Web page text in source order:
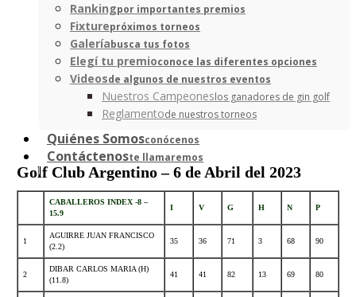
Rankingpor importantes premios
Fixturepróximos torneos
Galeríabusca tus fotos
Elegí tu premioconoce las diferentes opciones
Videosde algunos de nuestros eventos
Nuestros Campeoneslos ganadores de gin golf
Reglamentode nuestros torneos
Quiénes Somosconócenos
Contáctenoste llamaremos
Golf Club Argentino – 6 de Abril del 2023
CABALLEROS INDEX -8 –
15.9
I V G H N P
1
AGUIRRE JUAN FRANCISCO
(2.2)
35 36 71 3 68 90
2
DIBAR CARLOS MARIA (H)
(11.8)
41 41 82 13 69 80